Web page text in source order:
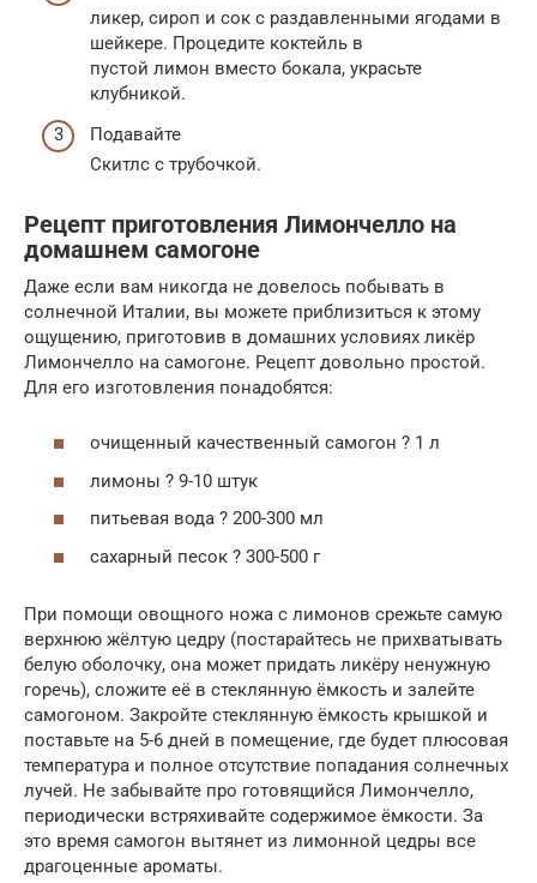
ликер, сироп и сок с раздавленными ягодами в
шейкере. Процедите коктейль в
пустой лимон вместо бокала, украсьте
клубникой.
Подавайте
Скитлс с трубочкой.
Рецепт приготовления Лимончелло на
домашнем самогоне
Даже если вам никогда не довелось побывать в
солнечной Италии, вы можете приблизиться к этому
ощущению, приготовив в домашних условиях ликёр
Лимончелло на самогоне. Рецепт довольно простой.
Для его изготовления понадобятся:
очищенный качественный самогон ? 1 л
лимоны ? 9-10 штук
питьевая вода ? 200-300 мл
сахарный песок ? 300-500 г
При помощи овощного ножа с лимонов срежьте самую
верхнюю жёлтую цедру (постарайтесь не прихватывать
белую оболочку, она может придать ликёру ненужную
горечь), сложите её в стеклянную ёмкость и залейте
самогоном. Закройте стеклянную ёмкость крышкой и
поставьте на 5-6 дней в помещение, где будет плюсовая
температура и полное отсутствие попадания солнечных
лучей. Не забывайте про готовящийся Лимончелло,
периодически встряхивайте содержимое ёмкости. За
это время самогон вытянет из лимонной цедры все
драгоценные ароматы.